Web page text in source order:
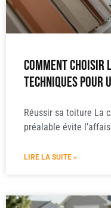
Comment
techniques pour
Réussir sa toiture La
préalable évite
LIRE LA SUITE »